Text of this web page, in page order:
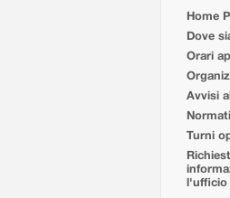
Home
Dove
Orari
Avvisi
Turni
l'ufficio